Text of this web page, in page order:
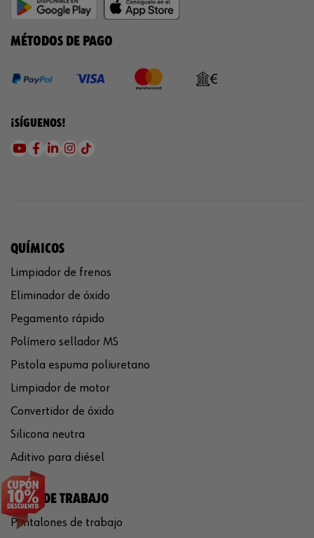
MÉTODOS DE PAGO
¡SÍGUENOS!
QUÍMICOS
Limpiador de frenos
Eliminador de óxido
Pegamento rápido
Polímero sellador MS
Pistola espuma poliuretano
Limpiador de motor
Convertidor de óxido
Silicona neutra
Aditivo para diésel
ROPA DE TRABAJO
Pantalones de trabajo